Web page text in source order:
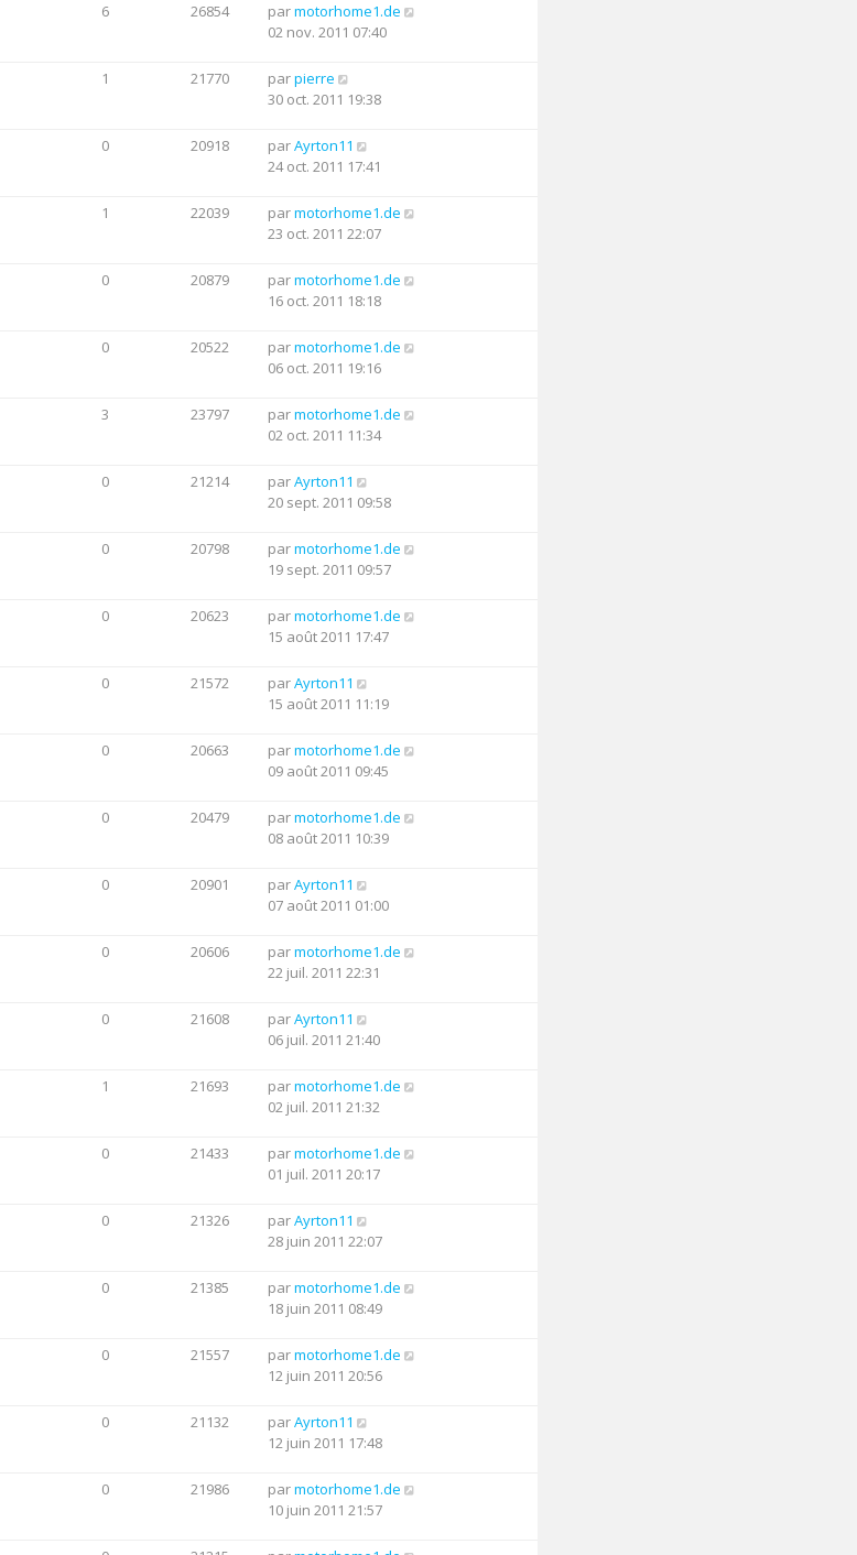
6 26854 parmotorhome1.de
02 nov. 2011 07:40
1 21770 parpierre
30 oct. 2011 19:38
0 20918 parAyrton11
24 oct. 2011 17:41
1 22039 parmotorhome1.de
23 oct. 2011 22:07
0 20879 parmotorhome1.de
16 oct. 2011 18:18
0 20522 parmotorhome1.de
06 oct. 2011 19:16
3 23797 parmotorhome1.de
02 oct. 2011 11:34
0 21214 parAyrton11
20 sept. 2011 09:58
0 20798 parmotorhome1.de
19 sept. 2011 09:57
0 20623 parmotorhome1.de
15 août 2011 17:47
0 21572 parAyrton11
15 août 2011 11:19
0 20663 parmotorhome1.de
09 août 2011 09:45
0 20479 parmotorhome1.de
08 août 2011 10:39
0 20901 parAyrton11
07 août 2011 01:00
0 20606 parmotorhome1.de
22 juil. 2011 22:31
0 21608 parAyrton11
06 juil. 2011 21:40
1 21693 parmotorhome1.de
02 juil. 2011 21:32
0 21433 parmotorhome1.de
01 juil. 2011 20:17
0 21326 parAyrton11
28 juin 2011 22:07
0 21385 parmotorhome1.de
18 juin 2011 08:49
0 21557 parmotorhome1.de
12 juin 2011 20:56
0 21132 parAyrton11
12 juin 2011 17:48
0 21986 parmotorhome1.de
10 juin 2011 21:57